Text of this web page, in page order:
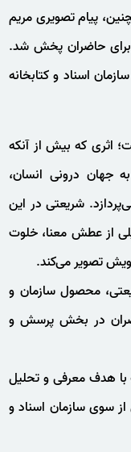
پیام تصویری مریم
برای حاضران پخش شد.
اسناد و کتابخانه
اثری که بیش از آنکه
جهان درونی انسان،
شریعتی در این
از عطش معنا، خلوت
تصویر می‌کند.
محصول سازمان و
در بخش پرسش‌ و
هدف معرفی و تحلیل
سوی سازمان اسناد و